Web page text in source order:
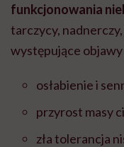
funkcjonowania
tarczycy,
występujące
osłabienie i
przyrost masy
zła tolerancja